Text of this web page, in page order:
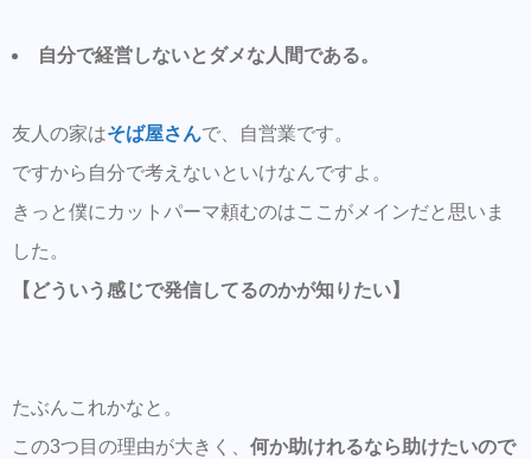
自分で経営しないとダメな人間である。
友人の家はそば屋さんで、自営業です。
ですから自分で考えないといけなんですよ。
きっと僕にカットパーマ頼むのはここがメインだと思いま
した。
【どういう感じで発信してるのかが知りたい】
たぶんこれかなと。
この3つ目の理由が大きく、 何か助けれるなら助けたいので